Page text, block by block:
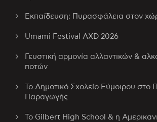
Εκπαίδευση: Πυρασφάλεια στον
Umami Festival AXD 2026
Γευστική αρμονία αλλαντικών &
ποτών
Το Δημοτικό Σχολείο Εύμοιρου στο
Παραγωγής
Το Gilbert High School & η